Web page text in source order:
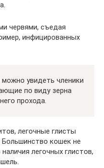
червями, съедая
инфицированных
увидеть членики
по виду зерна
прохода.
легочные глисты
Большинство кошек не
легочных глистов,